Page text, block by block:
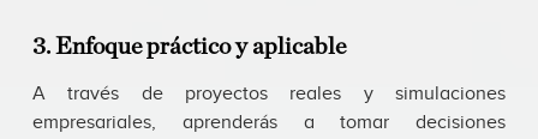
3. Enfoque práctico y aplicable
A través de proyectos reales y simulaciones
empresariales, aprenderás a tomar decisiones